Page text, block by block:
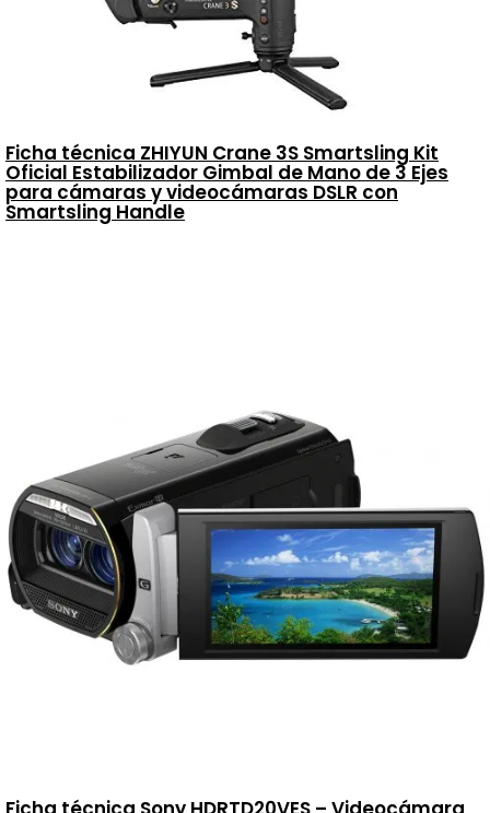
Ficha técnica ZHIYUN Crane 3S Smartsling Kit
Oficial Estabilizador Gimbal de Mano de 3 Ejes
para cámaras y videocámaras DSLR con
Smartsling Handle